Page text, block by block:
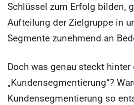
Schlüssel zum Erfolg bilden,
Aufteilung der Zielgruppe in
Segmente zunehmend an
Doch was genau steckt
„Kundensegmentierung“?
Kundensegmentierung so